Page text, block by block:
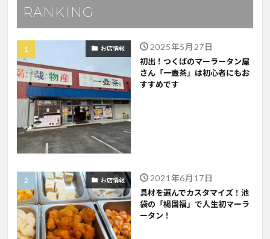
RANKING
お店情報 2025年5月27日
初出！つくばのマーラータン屋
さん「一壺茶」は初心者にもお
すすめです
お店情報 2021年6月17日
具材を選んでカスタマイズ！池
袋の「楊国福」で人生初マーラ
ータン！